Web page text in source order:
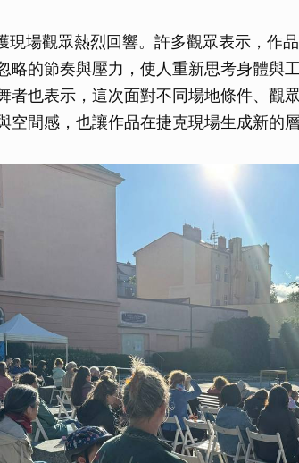
現場觀眾熱烈回響。許多觀眾表示，作
略的節奏與壓力，使人重新思考身體與
者也表示，這次面對不同場地條件、觀
空間感，也讓作品在捷克現場生成新的層